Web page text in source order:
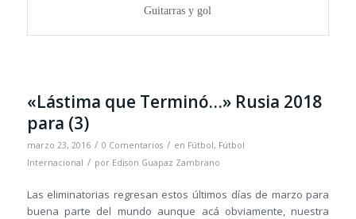
Guitarras y gol
«Lástima que Terminó…» Rusia 2018
para (3)
marzo 23, 2016 / 0 Comentarios / en Fútbol, Fútbol
Internacional / por Edison Guapaz Zambrano
Las eliminatorias regresan estos últimos días de marzo para
buena parte del mundo aunque acá obviamente, nuestra